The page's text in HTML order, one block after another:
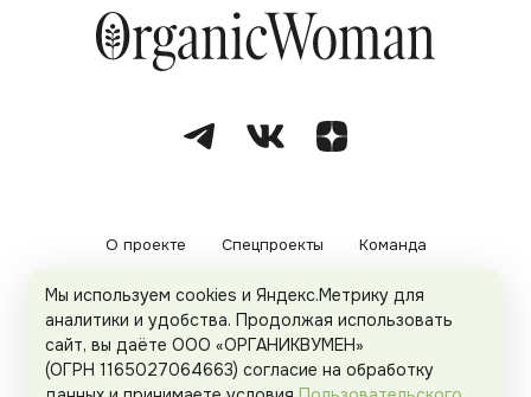
О проекте Спецпроекты Команда
Рекламодателям Политика конфиденциальности
Пользовательское соглашение
Мы используем cookies и Яндекс.Метрику для
аналитики и удобства. Продолжая использовать
сайт, вы даёте ООО «ОРГАНИКВУМЕН»
(ОГРН 1165027064663) согласие на обработку